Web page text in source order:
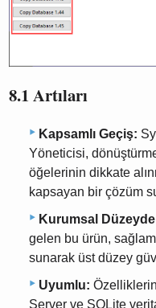
8.1 Artıları
Kapsamlı Geçiş:
Yöneticisi, dönüştürme
öğelerinin dikkate
kapsayan bir çözüm
Kurumsal
gelen bu ürün,
sunarak üst düzey
Uyumlu:
Server ve SQLite